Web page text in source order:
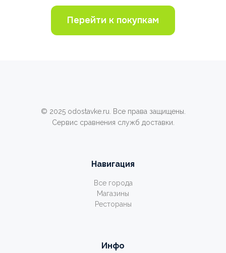
Перейти к покупкам
© 2025 odostavke.ru. Все права защищены.
Сервис сравнения служб доставки.
Навигация
Все города
Магазины
Рестораны
Инфо